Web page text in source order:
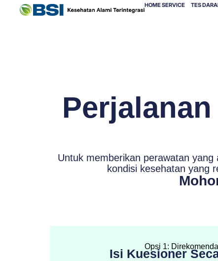
HOME SERVICE TES
Untuk memberikan perawatan
kondisi kesehatan yang
Opsi 1:
Isi Kuesioner